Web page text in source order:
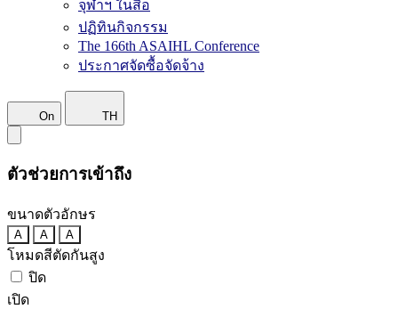
จุฬาฯ ในสื่อ
ปฏิทินกิจกรรม
The 166th ASAIHL Conference
ประกาศจัดซื้อจัดจ้าง
On TH
ตัวช่วยการเข้าถึง
ขนาดตัวอักษร
A A A
โหมดสีตัดกันสูง
ปิด
เปิด